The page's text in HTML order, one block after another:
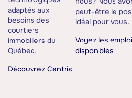
adaptés aux
besoins des
courtiers
immobiliers du
Québec.
Découvrez Centris
peut-être le
idéal pour vous.
Voyez les
disponibles